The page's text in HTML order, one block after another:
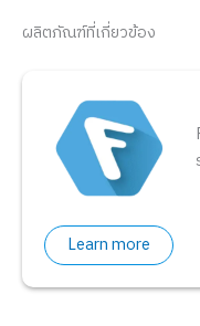
ผลิตภัณฑ์ที่เกี่ยวข้อง
Learn more